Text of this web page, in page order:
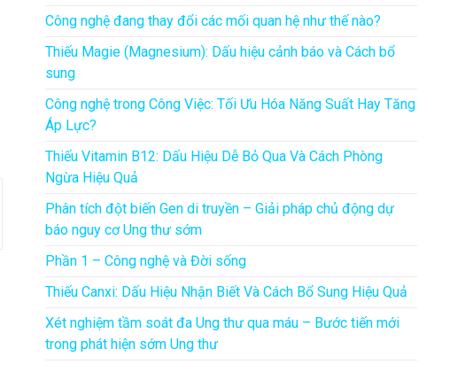
Công nghệ đang thay đổi các mối quan hệ như thế nào?
Thiếu Magie (Magnesium): Dấu hiệu cảnh báo và Cách bổ
sung
Công nghệ trong Công Việc: Tối Ưu Hóa Năng Suất Hay Tăng
Áp Lực?
Thiếu Vitamin B12: Dấu Hiệu Dễ Bỏ Qua Và Cách Phòng
Ngừa Hiệu Quả
Phân tích đột biến Gen di truyền – Giải pháp chủ động dự
báo nguy cơ Ung thư sớm
Phần 1 – Công nghệ và Đời sống
Thiếu Canxi: Dấu Hiệu Nhận Biết Và Cách Bổ Sung Hiệu Quả
Xét nghiệm tầm soát đa Ung thư qua máu – Bước tiến mới
trong phát hiện sớm Ung thư